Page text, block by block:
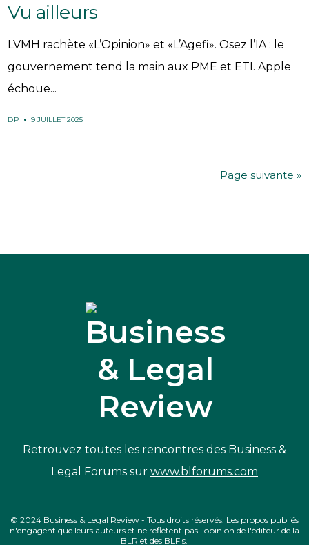
Vu ailleurs
LVMH rachète «L’Opinion» et «L’Agefi». Osez l’IA : le
gouvernement tend la main aux PME et ETI. Apple
échoue...
DP 9 JUILLET 2025
Page suivante »
Retrouvez toutes les rencontres des Business &
Legal Forums sur www.blforums.com
© 2024 Business & Legal Review - Tous droits réservés. Les propos publiés
n'engagent que leurs auteurs et ne reflètent pas l'opinion de l'éditeur de la
BLR et des BLF's.